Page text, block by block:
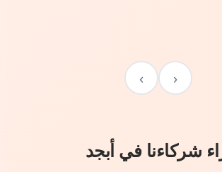
‹
›
شركاءنا في أبجد